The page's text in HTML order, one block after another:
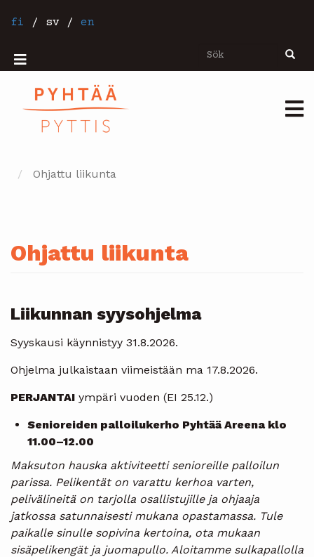
tillfi / sv / en
Sök Sök
Mobiilivalikko
Ohjattu liikunta
Ohjattu liikunta
Liikunnan syysohjelma
Syyskausi käynnistyy 31.8.2026.
Ohjelma julkaistaan viimeistään ma 17.8.2026.
PERJANTAI ympäri vuoden (EI 25.12.)
Senioreiden palloilukerho Pyhtää Areena klo
11.00–12.00
Maksuton hauska aktiviteetti senioreille palloilun
parissa. Pelikentät on varattu kerhoa varten,
pelivälineitä on tarjolla osallistujille ja ohjaaja
jatkossa satunnaisesti mukana opastamassa. Tule
paikalle sinulle sopivina kertoina, ota mukaan
sisäpelikengät ja juomapullo. Aloitamme sulkapallolla